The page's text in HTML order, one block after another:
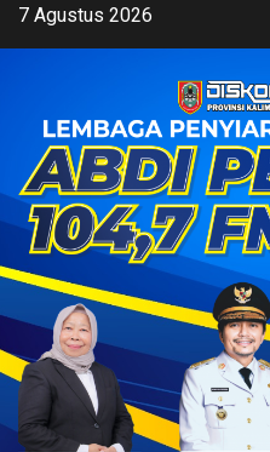
Skip7 Agustus 2026